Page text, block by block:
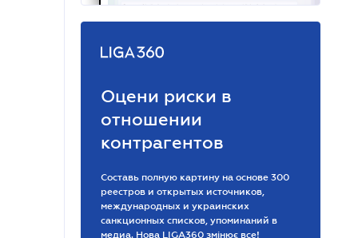
Оцени риски в
отношении
контрагентов
Составь полную картину на основе 300
реестров и открытых источников,
международных и украинских
санкционных списков, упоминаний в
медиа. Нова LIGA360 змінює все!